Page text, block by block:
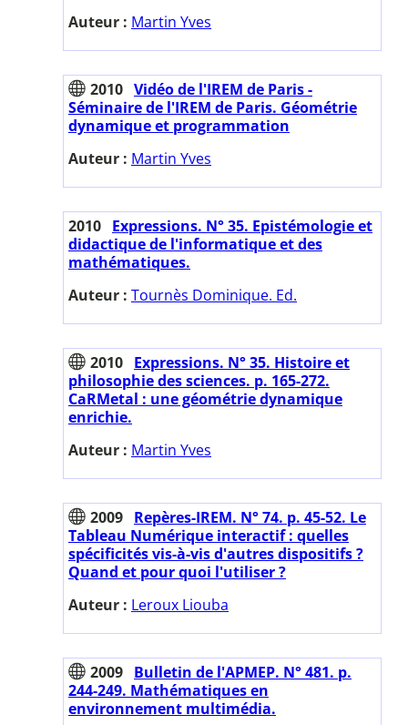
Auteur : Martin Yves
2010 Vidéo de l'IREM de Paris -
Séminaire de l'IREM de Paris. Géométrie
dynamique et programmation
Auteur : Martin Yves
2010 Expressions. N° 35. Epistémologie et
didactique de l'informatique et des
mathématiques.
Auteur : Tournès Dominique. Ed.
2010 Expressions. N° 35. Histoire et
philosophie des sciences. p. 165-272.
CaRMetal : une géométrie dynamique
enrichie.
Auteur : Martin Yves
2009 Repères-IREM. N° 74. p. 45-52. Le
Tableau Numérique interactif : quelles
spécificités vis-à-vis d'autres dispositifs ?
Quand et pour quoi l'utiliser ?
Auteur : Leroux Liouba
2009 Bulletin de l'APMEP. N° 481. p.
244-249. Mathématiques en
environnement multimédia.